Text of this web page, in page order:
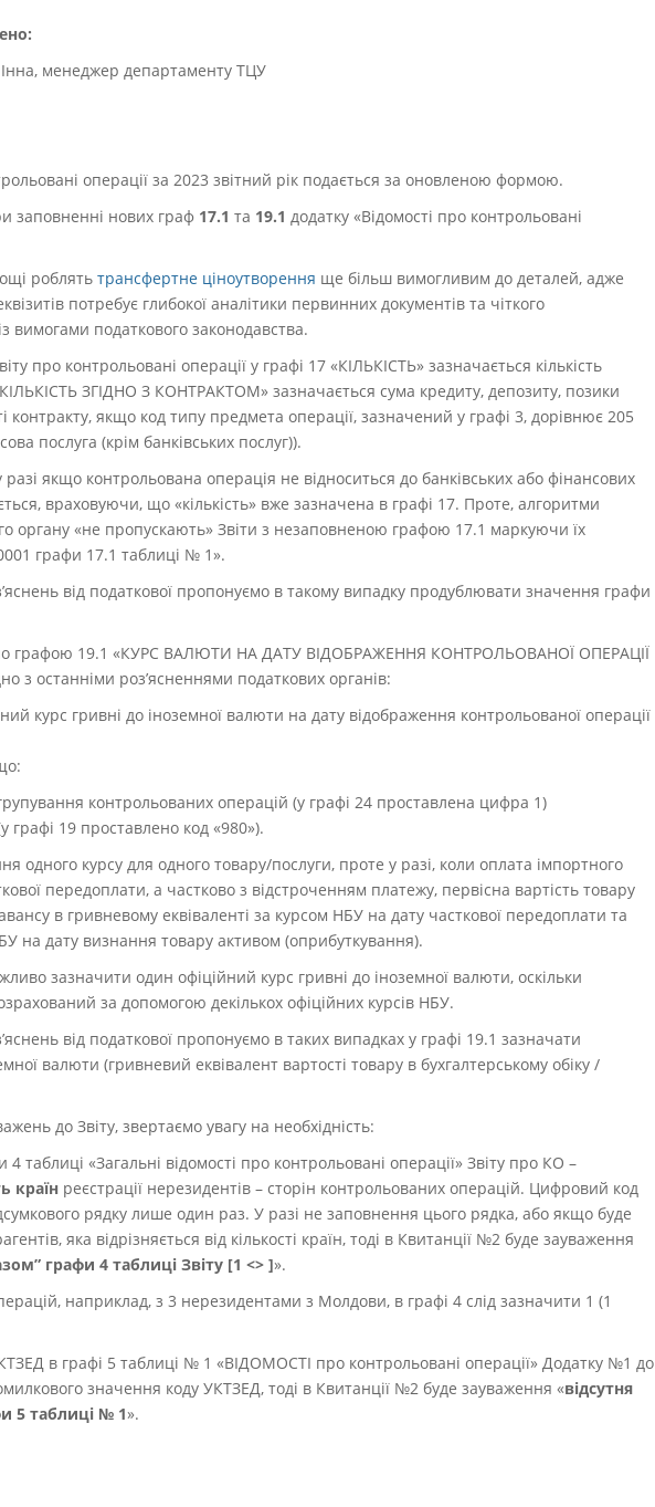
менеджер департаменту ТЦУ
операції за 2023 звітний рік подається за оновленою формою.
заповненні нових граф 17.1 та 19.1 додатку «Відомості про контрольовані
роблять трансфертне ціноутворення ще більш вимогливим до деталей, адже
потребує глибокої аналітики первинних документів та чіткого
вимогами податкового законодавства.
про контрольовані операції у графі 17 «КІЛЬКІСТЬ» зазначається кількість
ЗГІДНО З КОНТРАКТОМ» зазначається сума кредиту, депозиту, позики
контракту, якщо код типу предмета операції, зазначений у графі 3, дорівнює 205
послуга (крім банківських послуг)).
якщо контрольована операція не відноситься до банківських або фінансових
враховуючи, що «кількість» вже зазначена в графі 17. Проте, алгоритми
органу «не пропускають» Звіти з незаповненою графою 17.1 маркуючи їх
графи 17.1 таблиці № 1».
від податкової пропонуємо в такому випадку продублювати значення графи
графою 19.1 «КУРС ВАЛЮТИ НА ДАТУ ВІДОБРАЖЕННЯ КОНТРОЛЬОВАНОЇ ОПЕРАЦІЇ
з останніми роз’ясненнями податкових органів:
курс гривні до іноземної валюти на дату відображення контрольованої операції
контрольованих операцій (у графі 24 проставлена цифра 1)
графі 19 проставлено код «980»).
одного курсу для одного товару/послуги, проте у разі, коли оплата імпортного
передоплати, а частково з відстроченням платежу, первісна вартість товару
в гривневому еквіваленті за курсом НБУ на дату часткової передоплати та
на дату визнання товару активом (оприбуткування).
зазначити один офіційний курс гривні до іноземної валюти, оскільки
за допомогою декількох офіційних курсів НБУ.
від податкової пропонуємо в таких випадках у графі 19.1 зазначати
валюти (гривневий еквівалент вартості товару в бухгалтерському обіку /
до Звіту, звертаємо увагу на необхідність:
таблиці «Загальні відомості про контрольовані операції» Звіту про КО –
країн реєстрації нерезидентів – сторін контрольованих операцій. Цифровий код
рядку лише один раз. У разі не заповнення цього рядка, або якщо буде
яка відрізняється від кількості країн, тоді в Квитанції №2 буде зауваження
графи 4 таблиці Звіту [1 <> ]».
наприклад, з 3 нерезидентами з Молдови, в графі 4 слід зазначити 1 (1
в графі 5 таблиці № 1 «ВІДОМОСТІ про контрольовані операції» Додатку №1 до
значення коду УКТЗЕД, тоді в Квитанції №2 буде зауваження «відсутня
5 таблиці № 1».